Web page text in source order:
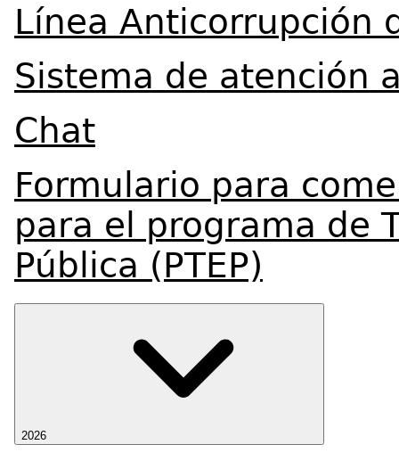
Línea Anticorrupción
Sistema de atención
Chat
Formulario para
para el programa de
Pública (PTEP)
2026